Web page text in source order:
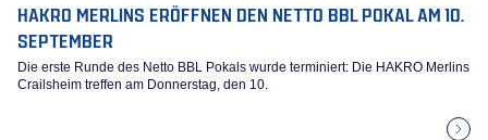
HAKRO MERLINS ERÖFFNEN DEN NETTO BBL POKAL AM 10.
SEPTEMBER
Die erste Runde des Netto BBL Pokals wurde terminiert: Die HAKRO Merlins
Crailsheim treffen am Donnerstag, den 10.